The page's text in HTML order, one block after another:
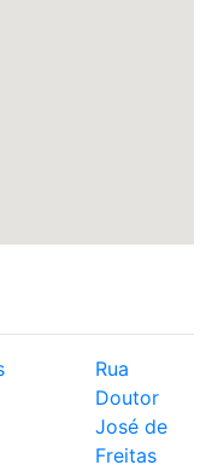
Rua
Doutor
José de
Freitas